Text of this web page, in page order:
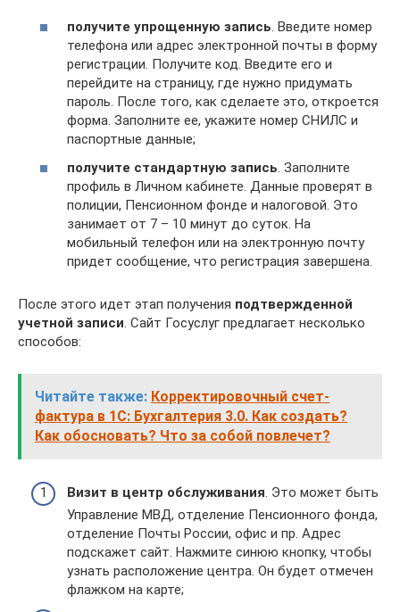
получите упрощенную запись. Введите номер
телефона или адрес электронной почты в форму
регистрации. Получите код. Введите его и
перейдите на страницу, где нужно придумать
пароль. После того, как сделаете это, откроется
форма. Заполните ее, укажите номер СНИЛС и
паспортные данные;
получите стандартную запись . Заполните
профиль в Личном кабинете. Данные проверят в
полиции, Пенсионном фонде и налоговой. Это
занимает от 7 – 10 минут до суток. На
мобильный телефон или на электронную почту
придет сообщение, что регистрация завершена.
После этого идет этап получения подтвержденной
учетной записи . Сайт Госуслуг предлагает несколько
способов:
Читайте также: Корректировочный счет-
фактура в 1С: Бухгалтерия 3.0. Как создать?
Как обосновать? Что за собой повлечет?
Визит в центр обслуживания. Это может быть
Управление МВД, отделение Пенсионного фонда,
отделение Почты России, офис и пр. Адрес
подскажет сайт. Нажмите синюю кнопку, чтобы
узнать расположение центра. Он будет отмечен
флажком на карте;